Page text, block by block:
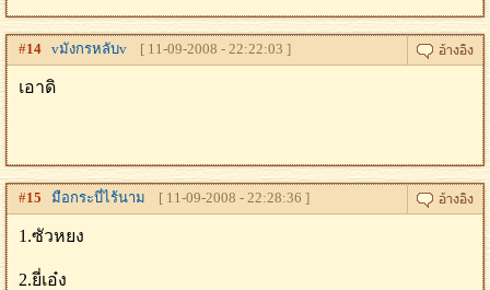
#14 vมังกรหลับv [ 11-09-2008 - 22:22:03 ]
เอาดิ
#15 มือกระบี่ไร้นาม [ 11-09-2008 - 22:28:36 ]
1.ซัวหยง
2.ยี่เอ๋ง